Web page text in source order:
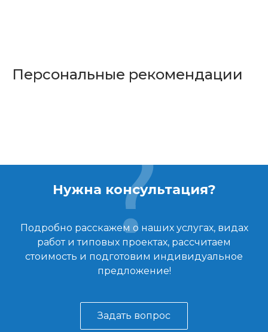
Персональные рекомендации
Нужна консультация?
Подробно расскажем о наших услугах, видах
работ и типовых проектах, рассчитаем
стоимость и подготовим индивидуальное
предложение!
Задать вопрос